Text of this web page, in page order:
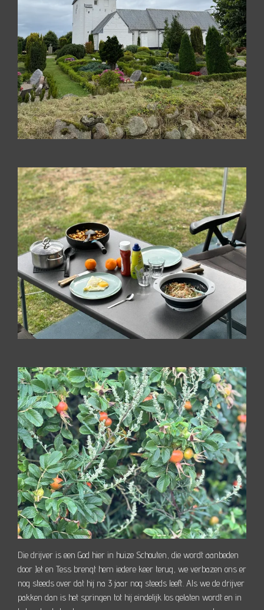
Die drijver is een God hier in huize Schouten, die wordt aanbeden
door Jet en Tess brengt hem iedere keer terug, we verbazen ons er
nog steeds over dat hij na 3 jaar nog steeds leeft. Als we de drijver
pakken dan is het springen tot hij eindelijk los gelaten wordt en in